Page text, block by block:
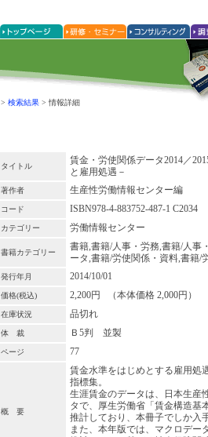
> 検索結果 > 情報詳細
タイトル
賃金・労使関係データ2014／
と雇用処遇－
著作者 生産性労働情報センター編
コード ISBN978-4-883752-487-1 C2034
カテゴリー 労働情報センター
書籍カテゴリー
書籍,書籍/人事・労務,書籍/人事
ータ,書籍/労使関係・資料,書籍/
発行年月 2014/10/01
価格(税込) 2,200円 （本体価格 2,000円）
在庫状況 品切れ
体 裁 Ｂ5判 並製
ページ 77
概 要
賃金水準をはじめとする雇用処
指標集。
生涯賃金のデータは、日本生産
タで、厚生労働省「賃金構造基
推計しており、本冊子でしか入
また、本年版では、マクロデー